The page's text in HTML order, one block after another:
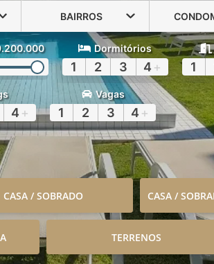
BAIRROS
Dormitórios
1 2 3 4 + 1
4 +
Vagas
1 2 3 4 +
CASA / SOBRADO CASA /
TERRENOS